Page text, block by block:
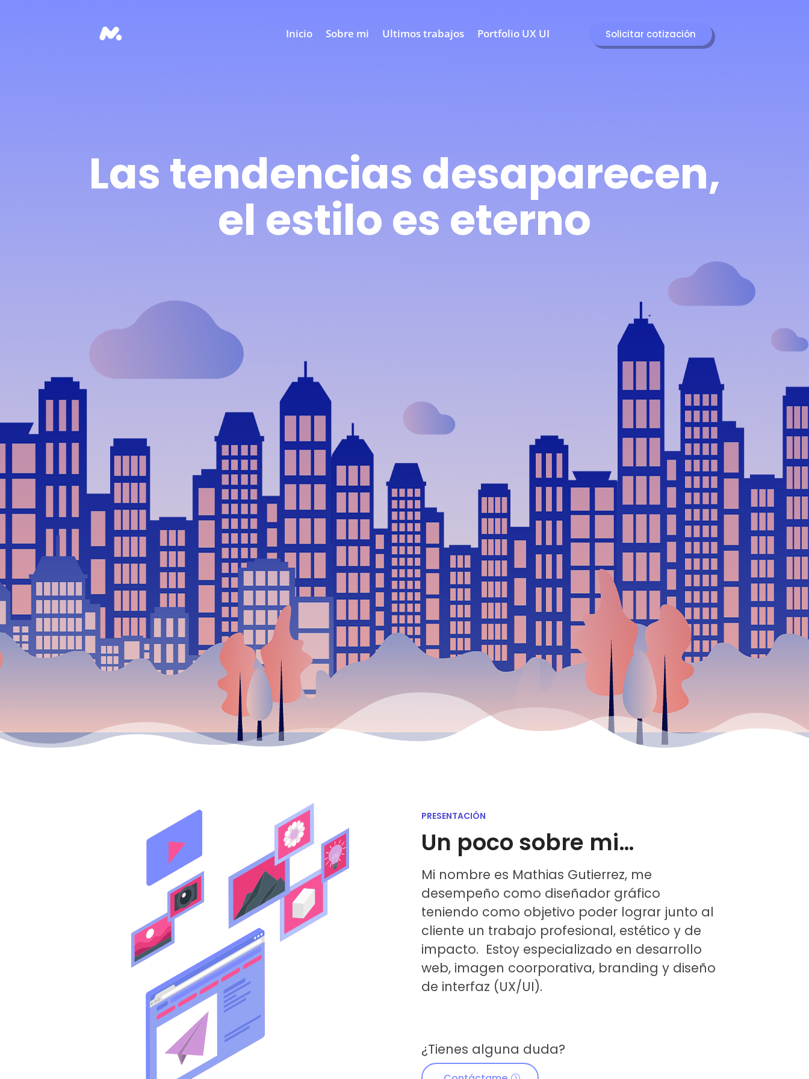
Inicio Sobre mi Ultimos trabajos Portfolio UX UI Solicitar cotización
Las tendencias desaparecen,
el estilo es eterno
PRESENTACIÓN
Un poco sobre mi…
Mi nombre es Mathias Gutierrez, me
desempeño como diseñador gráfico
teniendo como objetivo poder lograr junto al
cliente un trabajo profesional, estético y de
impacto. Estoy especializado en desarrollo
web, imagen coorporativa, branding y diseño
de interfaz (UX/UI).
¿Tienes alguna duda?